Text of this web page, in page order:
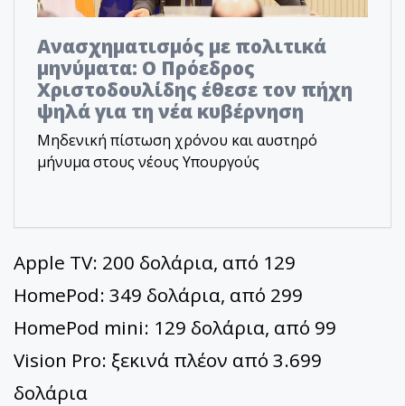
Ανασχηματισμός με πολιτικά
μηνύματα: Ο Πρόεδρος
Χριστοδουλίδης έθεσε τον πήχη
ψηλά για τη νέα κυβέρνηση
Μηδενική πίστωση χρόνου και αυστηρό
μήνυμα στους νέους Υπουργούς
Apple TV: 200 δολάρια, από 129
HomePod: 349 δολάρια, από 299
HomePod mini: 129 δολάρια, από 99
Vision Pro: ξεκινά πλέον από 3.699
δολάρια